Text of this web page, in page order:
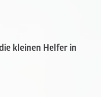
kleinen Helfer in